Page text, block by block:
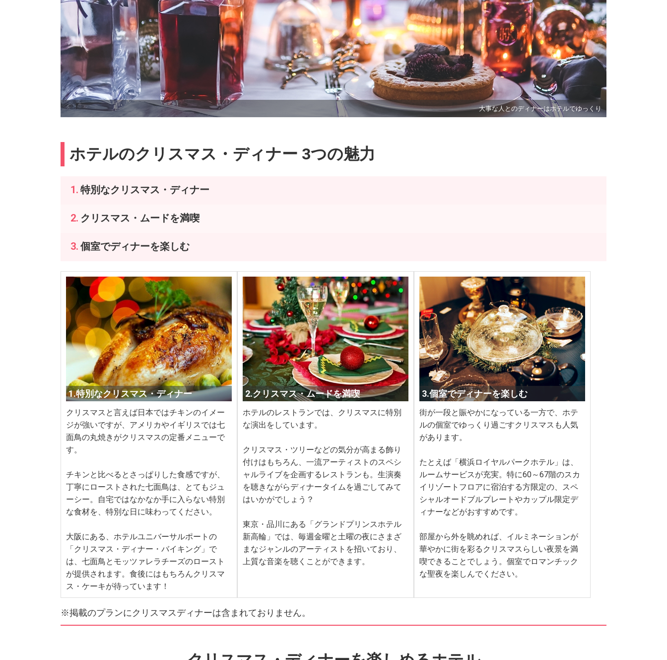
大事な人とのディナーはホテルでゆっくり
ホテルのクリスマス・ディナー 3つの魅力
特別なクリスマス・ディナー
クリスマス・ムードを満喫
個室でディナーを楽しむ
1.特別なクリスマス・ディナー
クリスマスと言えば日本ではチキンのイメー
ジが強いですが、アメリカやイギリスでは七
面鳥の丸焼きがクリスマスの定番メニューで
す。
チキンと比べるとさっぱりした食感ですが、
丁寧にローストされた七面鳥は、とてもジュ
ーシー。自宅ではなかなか手に入らない特別
な食材を、特別な日に味わってください。
大阪にある、ホテルユニバーサルポートの
「クリスマス・ディナー・バイキング」で
は、七面鳥とモッツァレラチーズのロースト
が提供されます。食後にはもちろんクリスマ
ス・ケーキが待っています！
2.クリスマス・ムードを満喫
ホテルのレストランでは、クリスマスに特別
な演出をしています。
クリスマス・ツリーなどの気分が高まる飾り
付けはもちろん、一流アーティストのスペシ
ャルライブを企画するレストランも。生演奏
を聴きながらディナータイムを過ごしてみて
はいかがでしょう？
東京・品川にある「グランドプリンスホテル
新高輪」では、毎週金曜と土曜の夜にさまざ
まなジャンルのアーティストを招いており、
上質な音楽を聴くことができます。
3.個室でディナーを楽しむ
街が一段と賑やかになっている一方で、ホテ
ルの個室でゆっくり過ごすクリスマスも人気
があります。
たとえば「横浜ロイヤルパークホテル」は、
ルームサービスが充実。特に60～67階のスカ
イリゾートフロアに宿泊する方限定の、スペ
シャルオードブルプレートやカップル限定デ
ィナーなどがおすすめです。
部屋から外を眺めれば、イルミネーションが
華やかに街を彩るクリスマスらしい夜景を満
喫できることでしょう。個室でロマンチック
な聖夜を楽しんでください。
※掲載のプランにクリスマスディナーは含まれておりません。